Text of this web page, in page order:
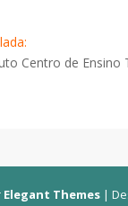
Centro de Ensino
Elegant Themes|